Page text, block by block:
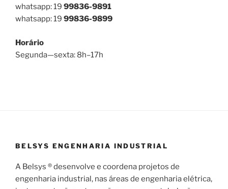
whatsapp: 19 99836-9891
whatsapp: 19 99836-9899
Horário
Segunda—sexta: 8h–17h
BELSYS ENGENHARIA INDUSTRIAL
A Belsys ® desenvolve e coordena projetos de
engenharia industrial, nas áreas de engenharia elétrica,